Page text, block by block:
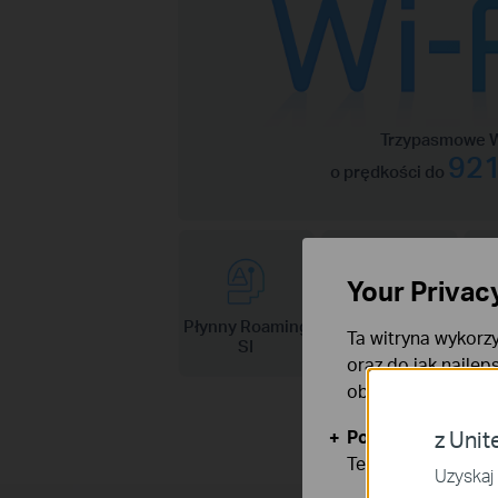
Trzypasmowe
o prędkości do
Płynny Roaming
SI
kanału 320 MHz
z
Your
Ta witryna
oraz do jak
obsługę plików
Podstawowe
Te pliki cookies